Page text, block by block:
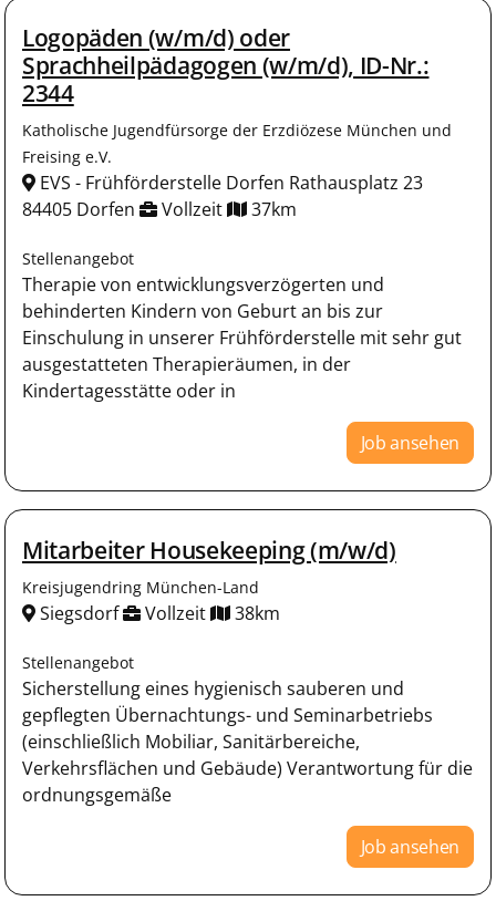
Logopäden (w/m/d) oder
Sprachheilpädagogen (w/m/d), ID-Nr.:
2344
Katholische Jugendfürsorge der Erzdiözese München und
Freising e.V.
EVS - Frühförderstelle Dorfen Rathausplatz 23
84405 Dorfen
Vollzeit 37km
Stellenangebot
Therapie von entwicklungsverzögerten und
behinderten Kindern von Geburt an bis zur
Einschulung in unserer Frühförderstelle mit sehr gut
ausgestatteten Therapieräumen, in der
Kindertagesstätte oder in
Job ansehen
Mitarbeiter Housekeeping (m/w/d)
Kreisjugendring München-Land
Siegsdorf Vollzeit 38km
Stellenangebot
Sicherstellung eines hygienisch sauberen und
gepflegten Übernachtungs- und Seminarbetriebs
(einschließlich Mobiliar, Sanitärbereiche,
Verkehrsflächen und Gebäude) Verantwortung für die
ordnungsgemäße
Job ansehen